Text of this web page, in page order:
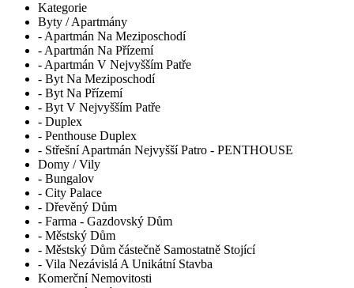
Kategorie
Byty / Apartmány
- Apartmán Na Meziposchodí
- Apartmán Na Přízemí
- Apartmán V Nejvyšším Patře
- Byt Na Meziposchodí
- Byt Na Přízemí
- Byt V Nejvyšším Patře
- Duplex
- Penthouse Duplex
- Střešní Apartmán Nejvyšší Patro - PENTHOUSE
Domy / Vily
- Bungalov
- City Palace
- Dřevěný Dům
- Farma - Gazdovský Dům
- Městský Dům
- Městský Dům částečně Samostatně Stojící
- Vila Nezávislá A Unikátní Stavba
Komerční Nemovitosti